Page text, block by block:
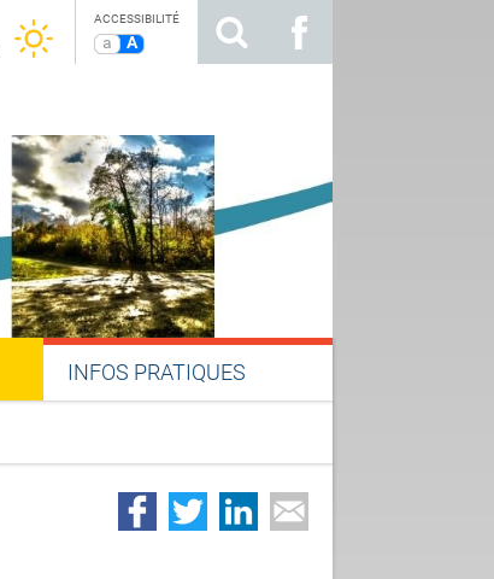
ACCESSIBILITÉ
a A
INFOS PRATIQUES